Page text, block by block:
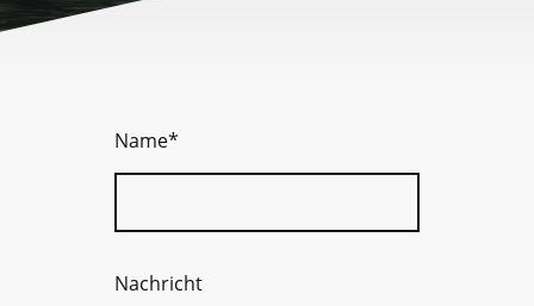
Name*
Nachricht